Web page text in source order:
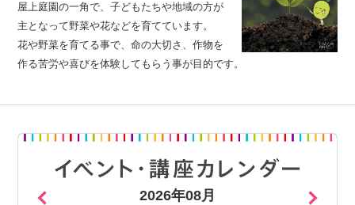
屋上庭園の一角で、子どもたちや地域の方が
主となって野菜や花などを育てています。
花や野菜を育てる事で、命の大切さ、作物を
作る苦労や喜びを体験してもらう事が目的です。
2026年08月